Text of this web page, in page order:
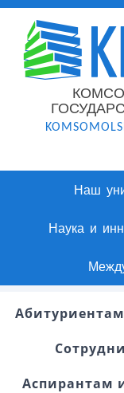
Наш
Наука и
Аспирантам